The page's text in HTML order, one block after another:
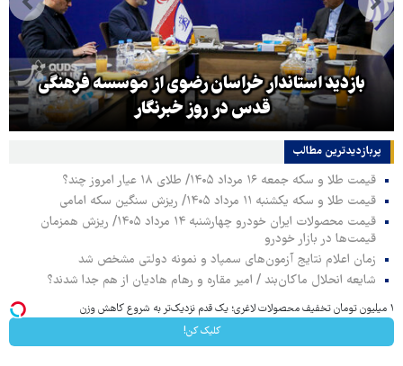
بازدید استاندار خراسان رضوی از موسسه فرهنگی
قدس در روز خبرنگار
پربازدیدترین‌ مطالب
قیمت طلا و سکه جمعه ۱۶ مرداد ۱۴۰۵/ طلای ۱۸ عیار امروز چند؟
قیمت طلا و سکه یکشنبه ۱۱ مرداد ۱۴۰۵/ ریزش سنگین سکه امامی
قیمت محصولات ایران خودرو چهارشنبه ۱۴ مرداد ۱۴۰۵/ ریزش همزمان
قیمت‌ها در بازار خودرو
زمان اعلام نتایج آزمون‌های سمپاد و نمونه دولتی مشخص شد
شایعه انحلال ماکان‌بند / امیر مقاره و رهام هادیان از هم جدا شدند؟
۱ میلیون تومان تخفیف محصولات لاغری؛ یک قدم نزدیک‌تر به شروع کاهش وزن
کلیک کن!